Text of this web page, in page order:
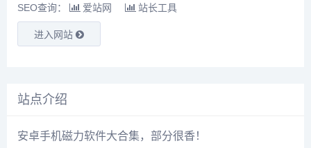
SEO查询：
爱站网 站长工具
进入网站
站点介绍
安卓手机磁力软件大合集，部分很香！